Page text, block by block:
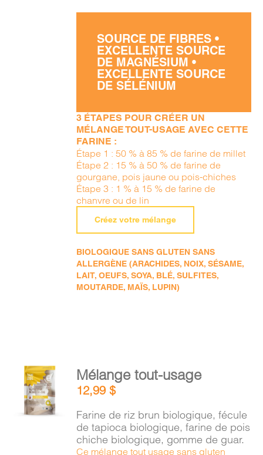
SOURCE DE FIBRES •
EXCELLENTE SOURCE
DE MAGNÉSIUM •
EXCELLENTE SOURCE
DE SÉLÉNIUM
3 ÉTAPES POUR CRÉER UN
MÉLANGE TOUT-USAGE AVEC CETTE
FARINE :
Étape 1 : 50 % à 85 % de farine de millet
Étape 2 : 15 % à 50 % de farine de
gourgane, pois jaune ou pois-chiches
Étape 3 : 1 % à 15 % de farine de
chanvre ou de lin
Créez votre mélange
BIOLOGIQUE SANS GLUTEN SANS
ALLERGÈNE (ARACHIDES, NOIX, SÉSAME,
LAIT, OEUFS, SOYA, BLÉ, SULFITES,
MOUTARDE, MAÏS, LUPIN)
AJOUTER
AU
PANIER
/
DÉTAILS
Mélange tout-usage
12,99$
Farine de riz brun biologique, fécule
de tapioca biologique, farine de pois
chiche biologique, gomme de guar.
Ce mélange tout usage sans gluten